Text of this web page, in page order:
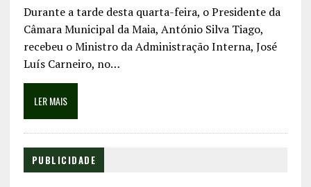
Durante a tarde desta quarta-feira, o Presidente da
Câmara Municipal da Maia, António Silva Tiago,
recebeu o Ministro da Administração Interna, José
Luís Carneiro, no…
LER MAIS
PUBLICIDADE